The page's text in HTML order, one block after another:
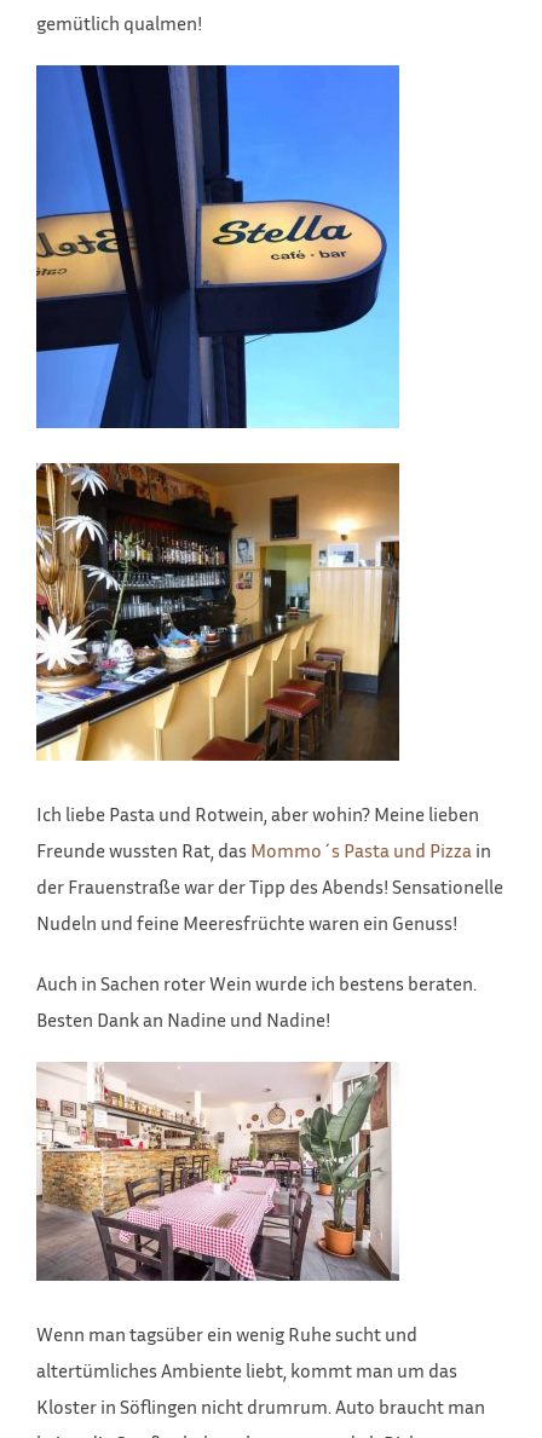
gemütlich qualmen!
Ich liebe Pasta und Rotwein, aber wohin? Meine lieben
Freunde wussten Rat, das Mommo´s Pasta und Pizza in
der Frauenstraße war der Tipp des Abends! Sensationelle
Nudeln und feine Meeresfrüchte waren ein Genuss!
Auch in Sachen roter Wein wurde ich bestens beraten.
Besten Dank an Nadine und Nadine!
Wenn man tagsüber ein wenig Ruhe sucht und
altertümliches Ambiente liebt, kommt man um das
Kloster in Söflingen nicht drumrum. Auto braucht man